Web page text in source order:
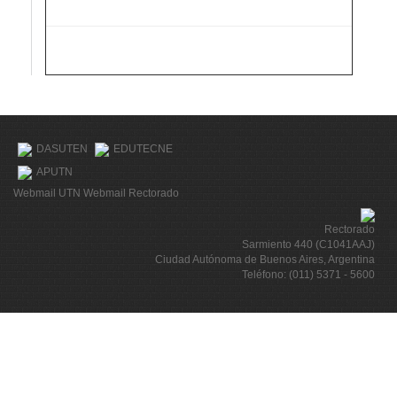
DASUTEN
EDUTECNE
APUTN
Webmail UTN Webmail Rectorado
Rectorado
Sarmiento 440 (C1041AAJ)
Ciudad Autónoma de Buenos Aires, Argentina
Teléfono: (011) 5371 - 5600